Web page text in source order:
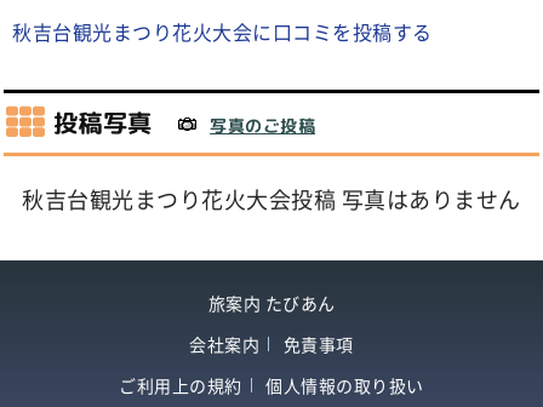
秋吉台観光まつり花火大会に口コミを投稿する
投稿写真 写真のご投稿
秋吉台観光まつり花火大会投稿 写真はありません
旅案内 たびあん
会社案内
免責事項
ご利用上の規約
個人情報の取り扱い